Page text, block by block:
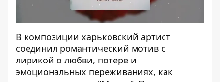
В композиции харьковский артист
соединил романтический мотив с
лирикой о любви, потере и
эмоциональных переживаниях, как